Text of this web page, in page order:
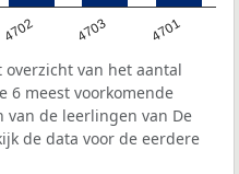
4702 4703 4701
van het aantal
6 meest voorkomende
van de leerlingen van De
de data voor de eerdere